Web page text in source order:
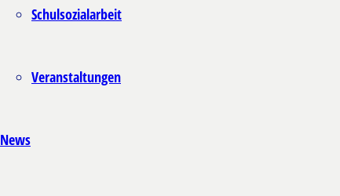
Schulsozialarbeit
Veranstaltungen
News